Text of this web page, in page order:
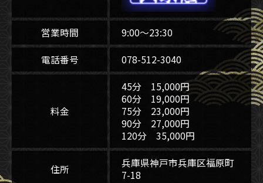
営業時間
9:00～23:30
電話番号
078-512-3040
料金
45分 15,000円
60分 19,000円
75分 23,000円
90分 27,000円
120分 35,000円
住所
兵庫県神戸市兵庫区福原町
7-18